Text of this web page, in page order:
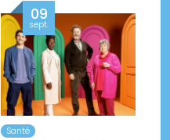
09
sept.
Santé